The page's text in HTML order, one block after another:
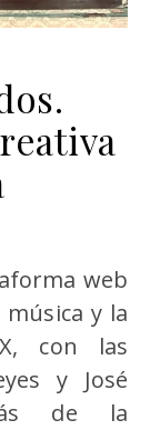
y la
con las
y José
de la